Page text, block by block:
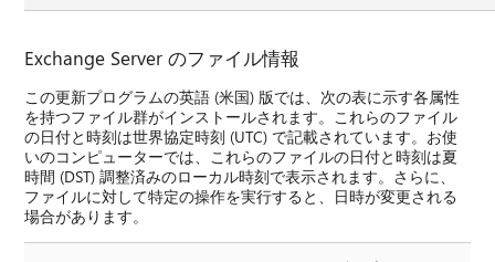
Exchange Server のファイル情報
この更新プログラムの英語 (米国) 版では、次の表に示す各属性
を持つファイル群がインストールされます。これらのファイル
の日付と時刻は世界協定時刻 (UTC) で記載されています。お使
いのコンピューターでは、これらのファイルの日付と時刻は夏
時間 (DST) 調整済みのローカル時刻で表示されます。さらに、
ファイルに対して特定の操作を実行すると、日時が変更される
場合があります。